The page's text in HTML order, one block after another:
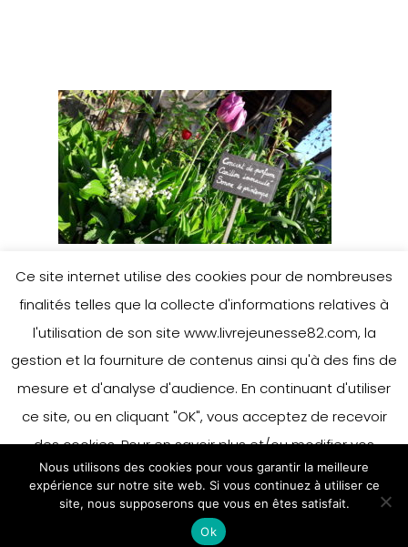
Ce site internet utilise des cookies pour de nombreuses
finalités telles que la collecte d'informations relatives à
l'utilisation de son site www.livrejeunesse82.com, la
gestion et la fourniture de contenus ainsi qu'à des fins de
mesure et d'analyse d'audience. En continuant d'utiliser
ce site, ou en cliquant "OK", vous acceptez de recevoir
des cookies. Pour en savoir plus et/ou modifier vos
préférences en matière de cookies, merci de vous référer
à notre politique sur les cookies.
Accepter
En savoir plus
Nous utilisons des cookies pour vous garantir la meilleure
expérience sur notre site web. Si vous continuez à utiliser ce
site, nous supposerons que vous en êtes satisfait.
Ok